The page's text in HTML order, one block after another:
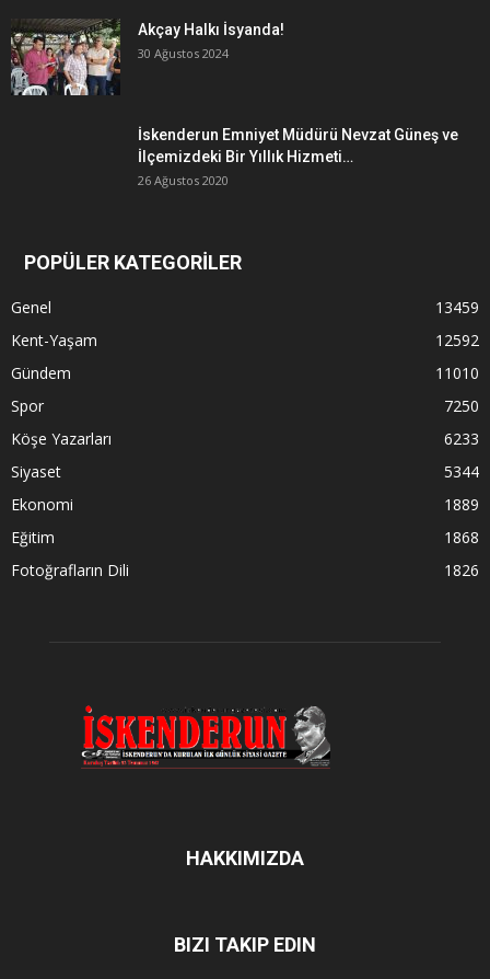
Akçay Halkı İsyanda!
30 Ağustos 2024
İskenderun Emniyet Müdürü Nevzat Güneş ve
İlçemizdeki Bir Yıllık Hizmeti…
26 Ağustos 2020
POPÜLER KATEGORİLER
Genel
13459
Kent-Yaşam
12592
Gündem
11010
Spor
7250
Köşe Yazarları
6233
Siyaset
5344
Ekonomi
1889
Eğitim
1868
Fotoğrafların Dili
1826
HAKKIMIZDA
BIZI TAKIP EDIN